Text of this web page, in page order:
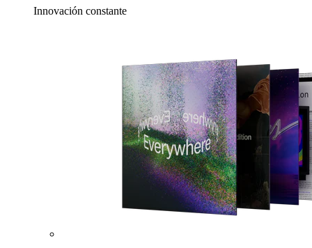
Innovación constante